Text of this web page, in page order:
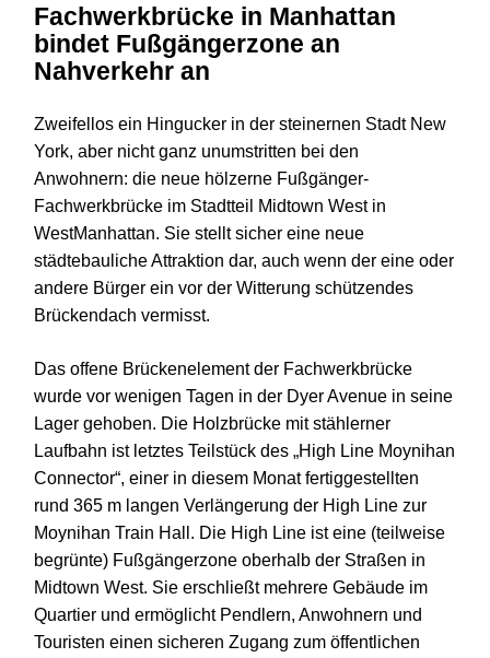
Fachwerkbrücke in Manhattan
bindet Fußgängerzone an
Nahverkehr an
Zweifellos ein Hingucker in der steinernen Stadt New
York, aber nicht ganz unumstritten bei den
Anwohnern: die neue hölzerne Fußgänger-
Fachwerkbrücke im Stadtteil Midtown West in
WestManhattan. Sie stellt sicher eine neue
städtebauliche Attraktion dar, auch wenn der eine oder
andere Bürger ein vor der Witterung schützendes
Brückendach vermisst.
Das offene Brückenelement der Fachwerkbrücke
wurde vor wenigen Tagen in der Dyer Avenue in seine
Lager gehoben. Die Holzbrücke mit stählerner
Laufbahn ist letztes Teilstück des „High Line Moynihan
Connector“, einer in diesem Monat fertiggestellten
rund 365 m langen Verlängerung der High Line zur
Moynihan Train Hall. Die High Line ist eine (teilweise
begrünte) Fußgängerzone oberhalb der Straßen in
Midtown West. Sie erschließt mehrere Gebäude im
Quartier und ermöglicht Pendlern, Anwohnern und
Touristen einen sicheren Zugang zum öffentlichen